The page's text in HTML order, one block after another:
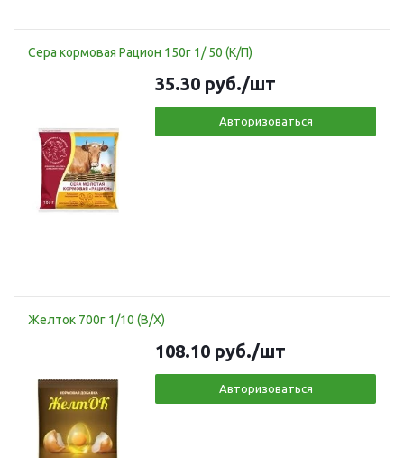
Сера кормовая Рацион 150г 1/ 50 (К/П)
35.30 руб./шт
Авторизоваться
Желток 700г 1/10 (В/Х)
108.10 руб./шт
Авторизоваться